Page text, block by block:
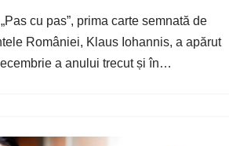
cu pas”, prima carte semnată de
României, Klaus Iohannis, a apărut
a anului trecut și în…